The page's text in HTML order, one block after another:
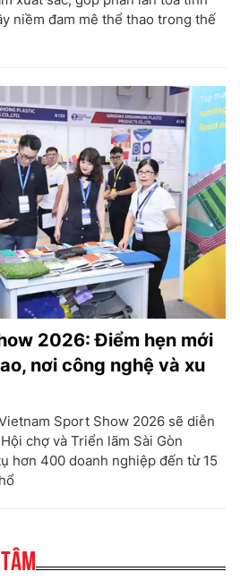
niềm đam mê thể thao trong thế
2026: Điểm hẹn mới
nơi công nghệ và xu
Sport Show 2026 sẽ diễn
chợ và Triển lãm Sài Gòn
hơn 400 doanh nghiệp đến từ 15